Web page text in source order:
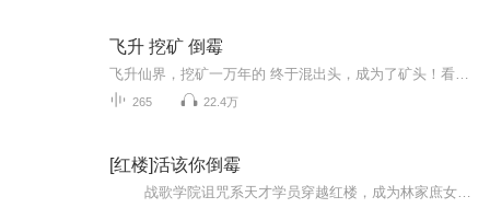
飞升 挖矿 倒霉
265 22.4万
[红楼]活该你倒霉